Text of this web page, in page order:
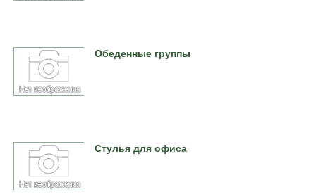
Обеденные группы
Стулья для офиса